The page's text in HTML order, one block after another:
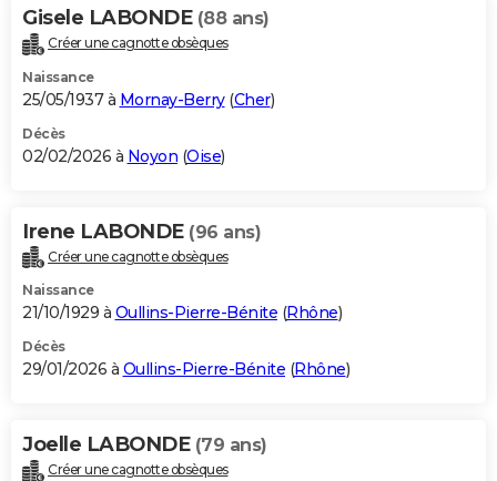
Gisele LABONDE (88 ans)
Créer une cagnotte obsèques
Naissance
25/05/1937 à Mornay-Berry(Cher)
Décès
02/02/2026 à Noyon (Oise)
Irene LABONDE (96 ans)
Créer une cagnotte obsèques
Naissance
21/10/1929 à Oullins-Pierre-Bénite (Rhône)
Décès
29/01/2026 à Oullins-Pierre-Bénite (Rhône)
Joelle LABONDE (79 ans)
Créer une cagnotte obsèques